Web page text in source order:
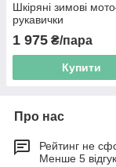
Шкіряні зимові
рукавички
1 975 ₴/пара
Купити
Про нас
Рейтинг не
Менше 5